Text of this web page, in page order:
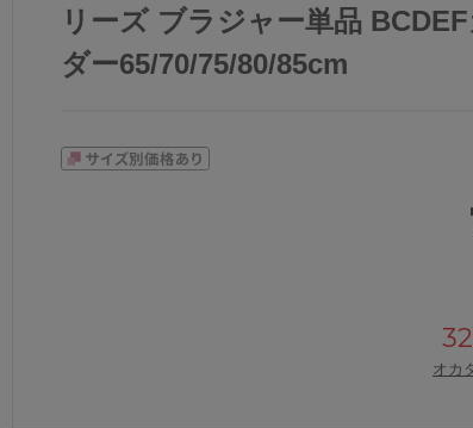
リーズ ブラジャー単品
ダー65/70/75/80/85cm
オカ